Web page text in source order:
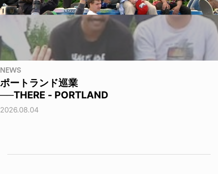
NEWS
ポートランド巡業
──THERE - PORTLAND
2026.08.04